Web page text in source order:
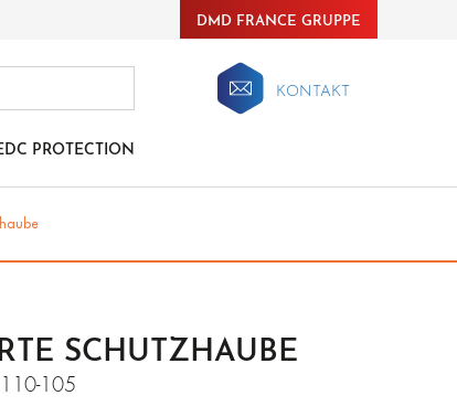
DMD FRANCE GRUPPE
KONTAKT
PROTECTION
SCHUTZHAUBE
105